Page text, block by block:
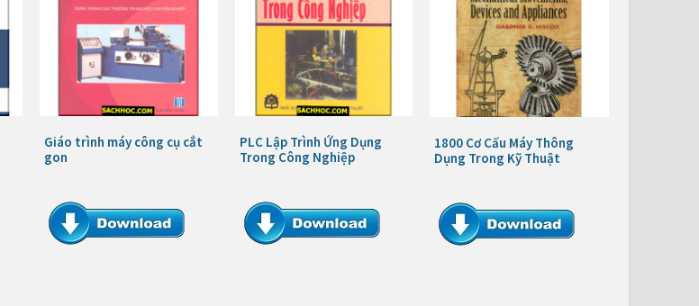
Giáo trình máy công cụ cắt
gon
PLC Lập Trình Ứng Dụng
Trong Công Nghiệp
1800 Cơ Cấu Máy Thông
Dụng Trong Kỹ Thuật